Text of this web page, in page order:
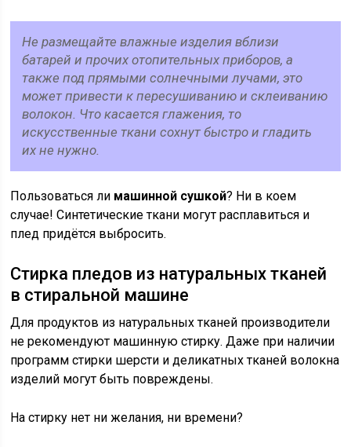
Не размещайте влажные изделия вблизи
батарей и прочих отопительных приборов, а
также под прямыми солнечными лучами, это
может привести к пересушиванию и склеиванию
волокон. Что касается глажения, то
искусственные ткани сохнут быстро и гладить
их не нужно.
Пользоваться ли машинной сушкой? Ни в коем
случае! Синтетические ткани могут расплавиться и
плед придётся выбросить.
Стирка пледов из натуральных тканей
в стиральной машине
Для продуктов из натуральных тканей производители
не рекомендуют машинную стирку. Даже при наличии
программ стирки шерсти и деликатных тканей волокна
изделий могут быть повреждены.
На стирку нет ни желания, ни времени?